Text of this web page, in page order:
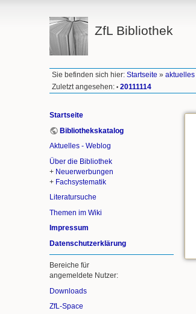
ZfL Bibliothek
Sie befinden sich hier:Startseite »aktuelles
Zuletzt angesehen: • 20111114
Startseite
Bibliothekskatalog
Aktuelles - Weblog
Über die Bibliothek
+ Neuerwerbungen
+ Fachsystematik
Literatursuche
Themen im Wiki
Impressum
Datenschutzerklärung
Bereiche für
angemeldete Nutzer:
Downloads
ZfL-Space